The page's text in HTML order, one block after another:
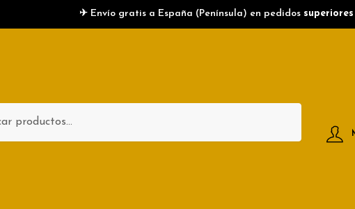
✈ Envío gratis a España (Península) en pedidos